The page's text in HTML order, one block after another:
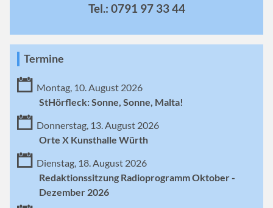
Tel.: 0791 97 33 44
Termine
Montag, 10. August 2026
StHörfleck: Sonne, Sonne, Malta!
Donnerstag, 13. August 2026
Orte X Kunsthalle Würth
Dienstag, 18. August 2026
Redaktionssitzung Radioprogramm Oktober -
Dezember 2026